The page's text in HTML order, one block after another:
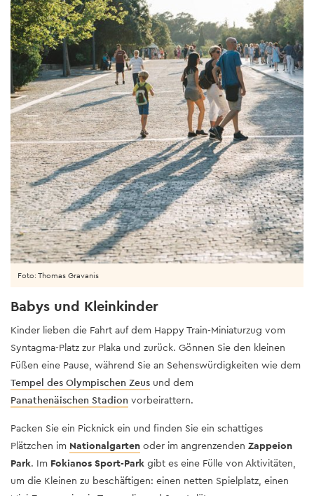
Babys und Kleinkinder
Kinder lieben die Fahrt auf dem Happy Train-Miniaturzug vom
Syntagma-Platz zur Plaka und zurück. Gönnen Sie den kleinen
Füßen eine Pause, während Sie an Sehenswürdigkeiten wie dem
Tempel des Olympischen Zeus und dem
Panathenäischen Stadion vorbeirattern.
Packen Sie ein Picknick ein und finden Sie ein schattiges
Plätzchen im Nationalgarten oder im angrenzenden Zappeion
Park. Im Fokianos Sport-Park gibt es eine Fülle von Aktivitäten,
um die Kleinen zu beschäftigen: einen netten Spielplatz, einen
Foto: Thomas Gravanis